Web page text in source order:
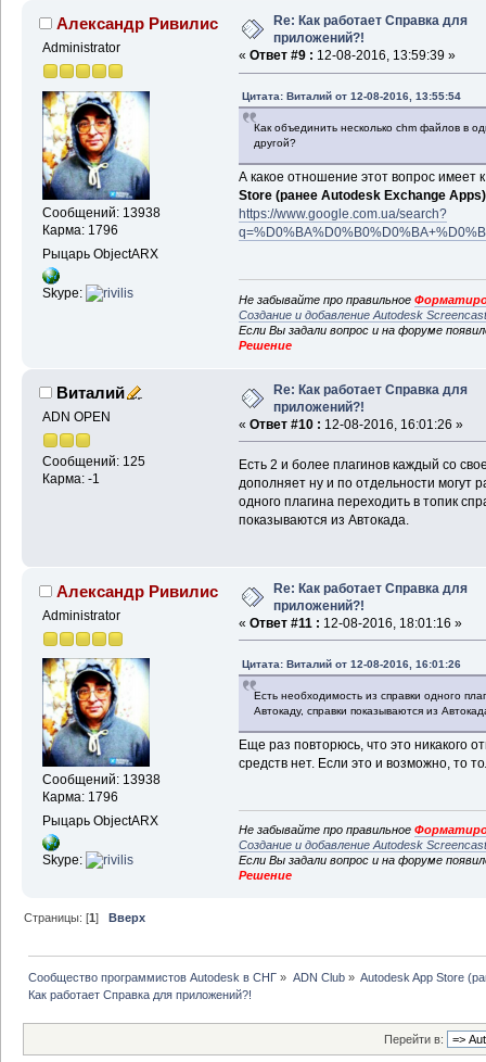
Александр Ривилис
Administrator
Сообщений: 13938
Карма: 1796
Рыцарь ObjectARX
Skype:
Re: Как работает Справка для
приложений?!
« Ответ #9 : 12-08-2016, 13:59:39 »
Цитата: Виталий от 12-08-2016, 13:55:54
Как объединить несколько chm файлов в
другой?
А какое отношение этот вопрос
Store (ранее Autodesk Exchange Apps)
https://www.google.com.ua/search?
Не забывайте про правильное
Создание и добавление Autodesk
Если Вы задали вопрос и на форуме
Решение
Виталий
ADN OPEN
Сообщений: 125
Карма: -1
Re: Как работает Справка для
приложений?!
« Ответ #10 : 12-08-2016, 16:01:26 »
Есть 2 и более плагинов каждый со
дополняет ну и по отдельности могут
одного плагина переходить в топик
показываются из Автокада.
Александр Ривилис
Administrator
Сообщений: 13938
Карма: 1796
Рыцарь ObjectARX
Skype:
Re: Как работает Справка для
приложений?!
« Ответ #11 : 12-08-2016, 18:01:16 »
Цитата: Виталий от 12-08-2016, 16:01:26
Есть необходимость из справки одного
Автокаду, справки показываются из
Еще раз повторюсь, что это никакого
средств нет. Если это и возможно, то
Не забывайте про правильное
Создание и добавление Autodesk
Если Вы задали вопрос и на форуме
Решение
Страницы: [1]Вверх
Сообщество программистов Autodesk в СНГ » ADN Club» Autodesk App Store
Как работает Справка для приложений?!
Перейти в: